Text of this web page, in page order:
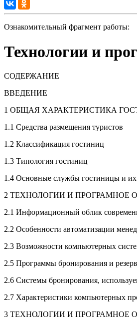
Ознакомительный фрагмент работы:
Технологии и
СОДЕРЖАНИЕ
ВВЕДЕНИЕ
1 ОБЩАЯ ХАРАКТЕРИСТИКА
1.1 Средства размещения туристов
1.2 Классификация гостиниц
1.3 Типология гостиниц
1.4 Основные службы гостиницы и их
2 ТЕХНОЛОГИИ И ПРОГРАМНОЕ
2.1 Информационный облик
2.2 Особенности автоматизации
2.3 Возможности компьютерных
2.5 Программы бронирования и
2.6 Системы бронирования,
2.7 Характеристики компьютерных
3 ТЕХНОЛОГИИ И ПРОГРАМНОЕ